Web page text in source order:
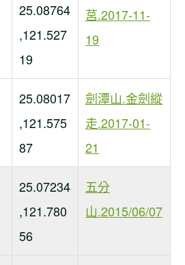
莒.2017-11-
19
25.08764
,121.527
19
25.08017
,121.575
87
劍潭山.金劍縱
走.2017-01-
21
25.07234
,121.780
56
五分
山.2015/06/07